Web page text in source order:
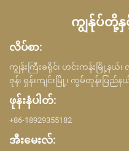
ကျွန်ုပ်တို့
လိပ်စာ:
ကျွန်းကြီးခရိုင်၊ ဟင်းကန်းမြို့နယ်
ဇုန်၊ ရှန်းကျင်းမြို့၊ ကွမ်တုန်းပြည်န
ဖုန်းနံပါတ်:
+86-18929355182
အီးမေးလ်: